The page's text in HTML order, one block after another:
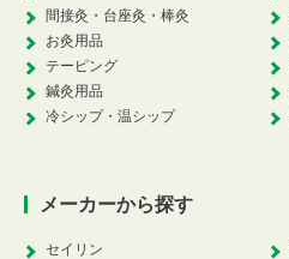
間接灸・台座灸・棒灸
お灸用品
テーピング
鍼灸用品
冷シップ・温シップ
メーカーから探す
セイリン